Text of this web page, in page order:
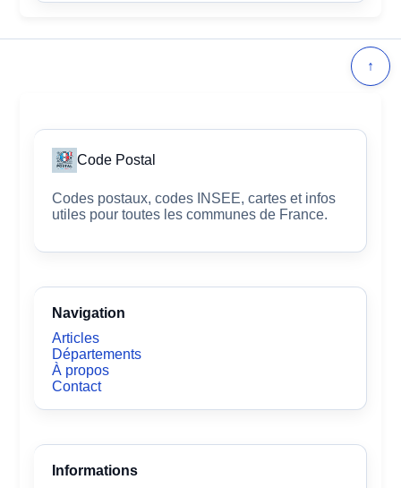
↑
Code Postal
Codes postaux, codes INSEE, cartes et infos
utiles pour toutes les communes de France.
Navigation
Articles
Départements
À propos
Contact
Informations